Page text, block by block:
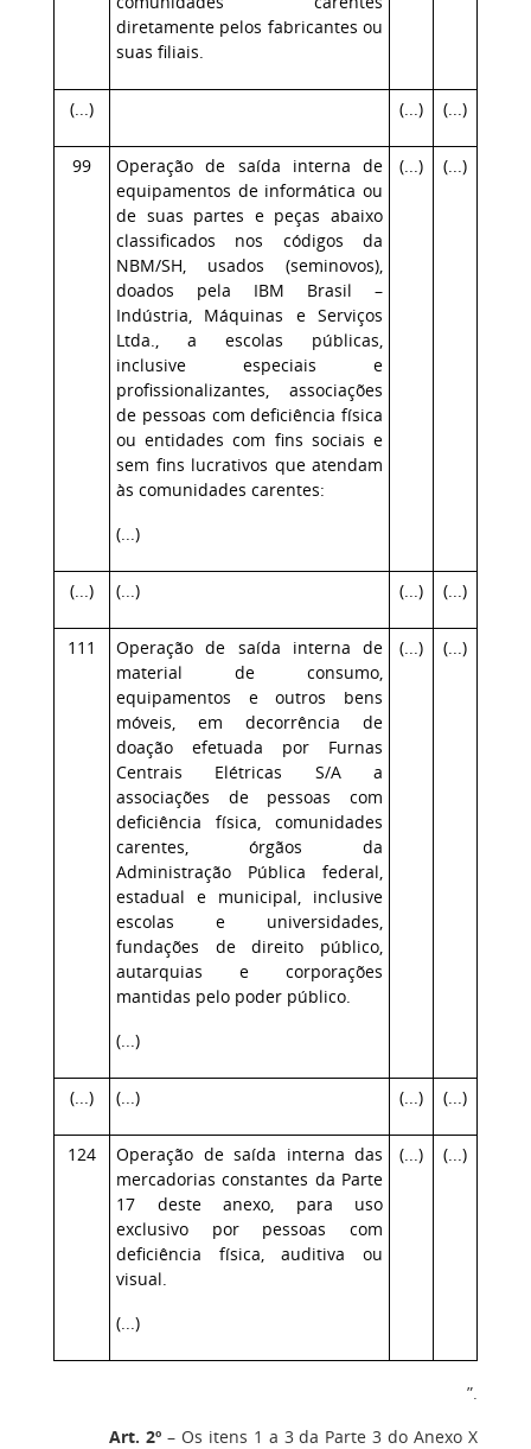
diretamente pelos fabricantes ou
suas filiais.
(...) (...) (...)
99
Operação de saída interna de
equipamentos de informática ou
de suas partes e peças abaixo
classificados nos códigos da
NBM/SH, usados (seminovos),
doados pela IBM Brasil –
Indústria, Máquinas e Serviços
Ltda., a escolas públicas,
inclusive especiais e
profissionalizantes, associações
de pessoas com deficiência física
ou entidades com fins sociais e
sem fins lucrativos que atendam
às comunidades carentes:
(...)
(...) (...)
(...) (...) (...) (...)
111
Operação de saída interna de
material de consumo,
equipamentos e outros bens
móveis, em decorrência de
doação efetuada por Furnas
Centrais Elétricas S/A a
associações de pessoas com
deficiência física, comunidades
carentes, órgãos da
Administração Pública federal,
estadual e municipal, inclusive
escolas e universidades,
fundações de direito público,
autarquias e corporações
mantidas pelo poder público.
(...)
(...) (...)
(...) (...) (...) (...)
124
Operação de saída interna das
mercadorias constantes da Parte
17 deste anexo, para uso
exclusivo por pessoas com
deficiência física, auditiva ou
visual.
(...)
(...) (...)
”.
Art. 2º – Os itens 1 a 3 da Parte 3 do Anexo X